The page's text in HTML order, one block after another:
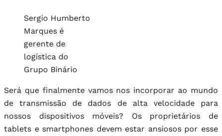
Sergio Humberto
Marques é
gerente de
logística do
Grupo Binário
Será que finalmente vamos nos incorporar ao mundo
de transmissão de dados de alta velocidade para
nossos dispositivos móveis? Os proprietários de
tablets e smartphones devem estar ansiosos por esse